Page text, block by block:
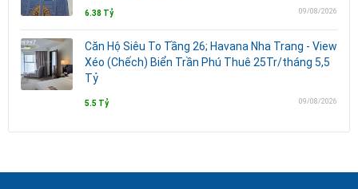
6.38 Tỷ 09/08/2026
Căn Hộ Siêu To Tầng 26; Havana Nha Trang - View
Xéo (Chếch) Biển Trần Phú Thuê 25Tr/tháng 5,5
Tỷ
5.5 Tỷ 09/08/2026